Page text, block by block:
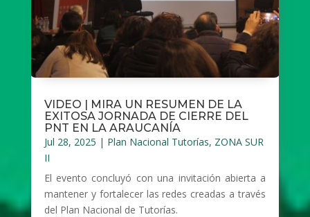
VIDEO | MIRA UN RESUMEN DE LA
EXITOSA JORNADA DE CIERRE DEL
PNT EN LA ARAUCANÍA
Jul 28, 2025 | Plan Nacional Tutorías, ZONA SUR
II
El evento concluyó con una invitación abierta a
mantener y fortalecer las redes creadas a través
del Plan Nacional de Tutorías.